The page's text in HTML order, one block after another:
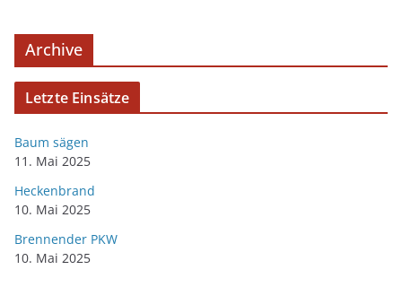
Archive
Letzte Einsätze
Baum sägen
11. Mai 2025
Heckenbrand
10. Mai 2025
Brennender PKW
10. Mai 2025